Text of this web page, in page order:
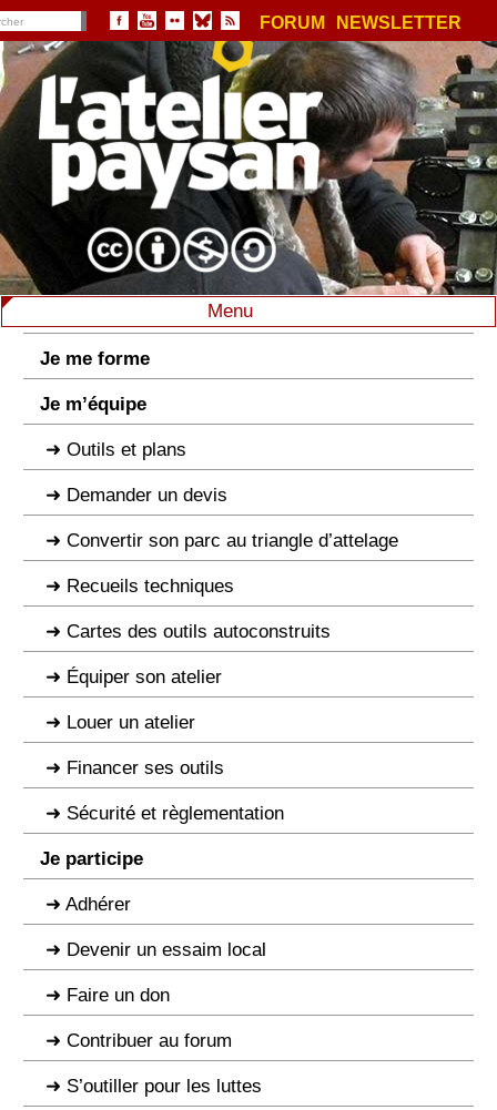
FORUM NEWSLETTER
Menu
Je me forme
Je m’équipe
Outils et plans
Demander un devis
Convertir son parc au triangle d’attelage
Recueils techniques
Cartes des outils autoconstruits
Équiper son atelier
Louer un atelier
Financer ses outils
Sécurité et règlementation
Je participe
Adhérer
Devenir un essaim local
Faire un don
Contribuer au forum
S’outiller pour les luttes